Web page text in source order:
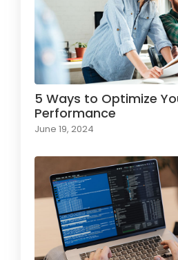
5 Ways to Optimize
Performance
June 19, 2024